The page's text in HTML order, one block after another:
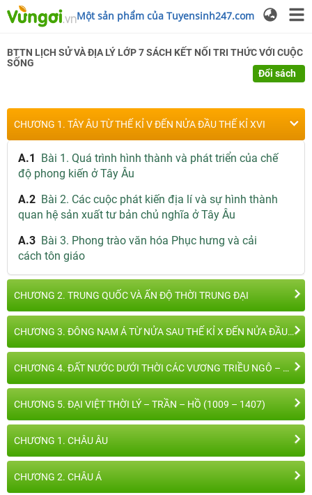
Một sản phẩm của Tuyensinh247.com
BTTN LỊCH SỬ VÀ ĐỊA LÝ LỚP 7SÁCH KẾT NỐI TRI THỨC VỚI CUỘC
SỐNG
Đổi sách
CHƯƠNG 1. TÂY ÂU TỪ THẾ KỈ V ĐẾN NỬA ĐẦU THẾ KỈ XVI
A.1 Bài 1. Quá trình hình thành và phát triển của chế
độ phong kiến ở Tây Âu
A.2 Bài 2. Các cuộc phát kiến địa lí và sự hình thành
quan hệ sản xuất tư bản chủ nghĩa ở Tây Âu
A.3 Bài 3. Phong trào văn hóa Phục hưng và cải
cách tôn giáo
CHƯƠNG 2. TRUNG QUỐC VÀ ẤN ĐỘ THỜI TRUNG ĐẠI
CHƯƠNG 3. ĐÔNG NAM Á TỪ NỬA SAU THẾ KỈ X ĐẾN NỬA ĐẦU THẾ KỈ XVI
CHƯƠNG 4. ĐẤT NƯỚC DƯỚI THỜI CÁC VƯƠNG TRIỀU NGÔ – ĐINH – TIỀN LÊ (939 – 1009)
CHƯƠNG 5. ĐẠI VIỆT THỜI LÝ – TRẦN – HỒ (1009 – 1407)
CHƯƠNG 1. CHÂU ÂU
CHƯƠNG 2. CHÂU Á